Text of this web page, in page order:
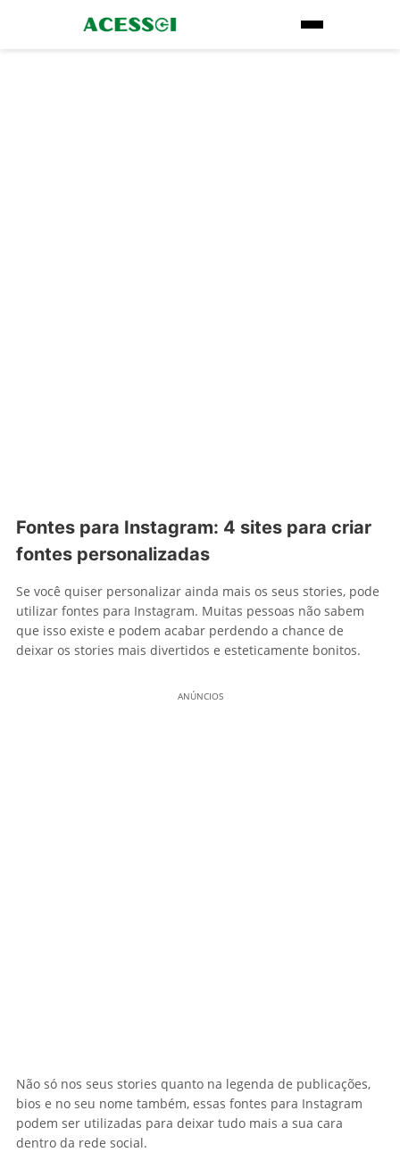
Fontes para Instagram: 4 sites para criar
fontes personalizadas
Se você quiser personalizar ainda mais os seus stories, pode
utilizar fontes para Instagram. Muitas pessoas não sabem
que isso existe e podem acabar perdendo a chance de
deixar os stories mais divertidos e esteticamente bonitos.
ANÚNCIOS
Não só nos seus stories quanto na legenda de publicações,
bios e no seu nome também, essas fontes para Instagram
podem ser utilizadas para deixar tudo mais a sua cara
dentro da rede social.